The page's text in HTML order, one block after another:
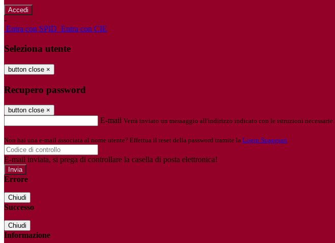
-
Entra con SPID Entra con CIE
Seleziona utente
button close ×
Recupero password
button close ×
E-mail Verrà inviato un messaggio all'indirizzo indicato con le istruzioni necessarie.
Non hai una e-mail associata al nome utente? Effettua il reset della password tramite la Login Spaggiari
E-mail inviata, si prega di controllare la casella di posta elettronica!
Errore
Chiudi
Successo
Chiudi
Informazione